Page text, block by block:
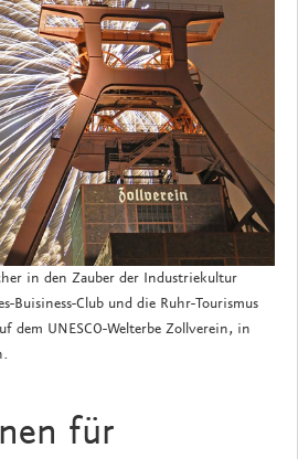
in den Zauber der Industriekultur
Buisiness-Club und die Ruhr-Tourismus
dem UNESCO-Welterbe Zollverein, in
für